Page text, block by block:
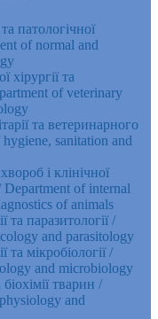
патологічної
of normal and
хірургії та
of veterinary
та ветеринарного
sanitation and
і клінічної
Department of internal
of animals
та паразитології /
and parasitology
та мікробіології /
and microbiology
тварин /
and